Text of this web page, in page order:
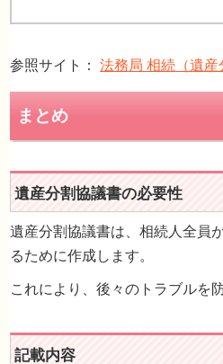
参照サイト：法務局 相続（遺産
遺産分割協議書は、相続人全員
るために作成します。
これにより、後々のトラブルを